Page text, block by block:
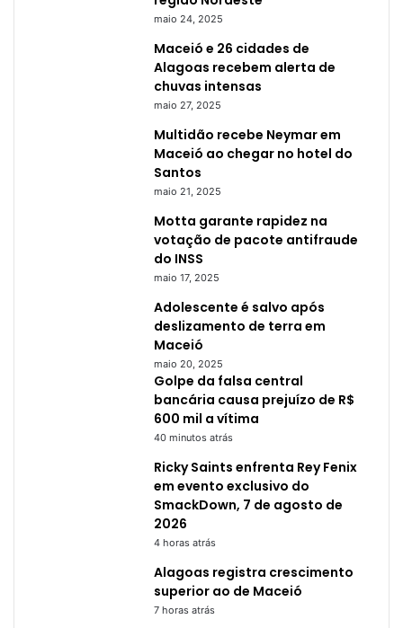
maio 24, 2025
Maceió e 26 cidades de
Alagoas recebem alerta de
chuvas intensas
maio 27, 2025
Multidão recebe Neymar em
Maceió ao chegar no hotel do
Santos
maio 21, 2025
Motta garante rapidez na
votação de pacote antifraude
do INSS
maio 17, 2025
Adolescente é salvo após
deslizamento de terra em
Maceió
maio 20, 2025
Golpe da falsa central
bancária causa prejuízo de R$
600 mil a vítima
40 minutos atrás
Ricky Saints enfrenta Rey Fenix
em evento exclusivo do
SmackDown, 7 de agosto de
2026
4 horas atrás
Alagoas registra crescimento
superior ao de Maceió
7 horas atrás